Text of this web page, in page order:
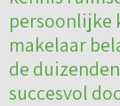
persoonlijke
makelaar
de
succesvol